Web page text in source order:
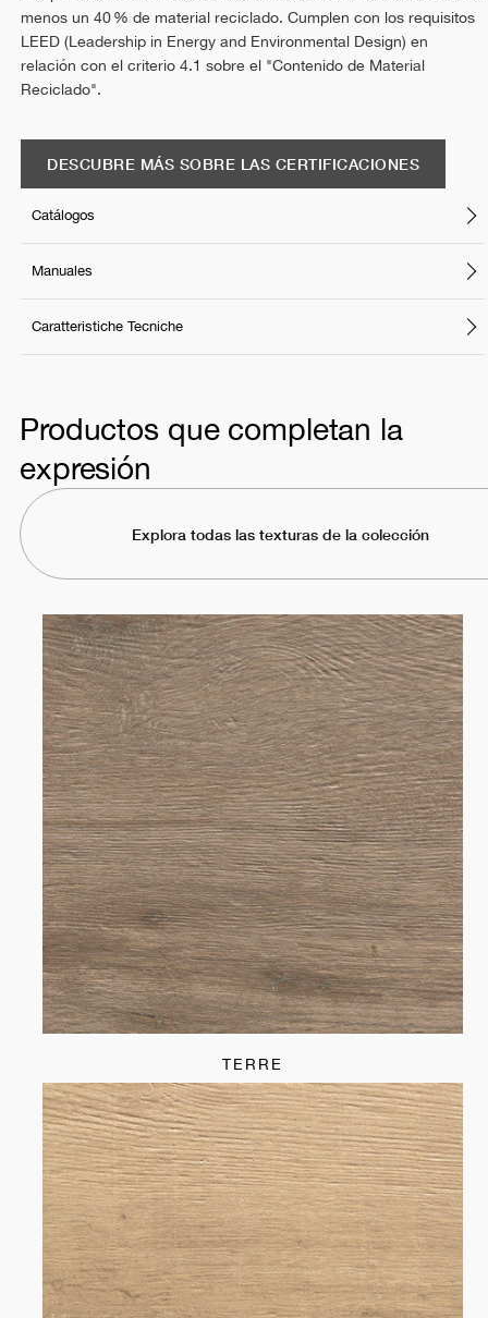
menos un 40 % de material reciclado. Cumplen con los requisitos
LEED (Leadership in Energy and Environmental Design) en
relación con el criterio 4.1 sobre el "Contenido de Material
Reciclado".
DESCUBRE MÁS SOBRE LAS CERTIFICACIONES
Catálogos
Manuales
Caratteristiche Tecniche
Productos que completan la
expresión
Explora todas las texturas de la colección
TERRE